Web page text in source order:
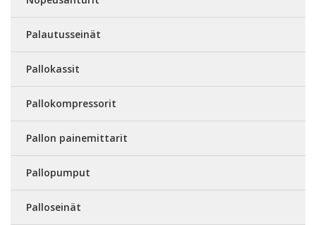
Palautusseinät
Pallokassit
Pallokompressorit
Pallon painemittarit
Pallopumput
Palloseinät